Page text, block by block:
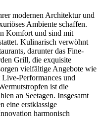
modernen Architektur und
Ambiente schaffen.
Komfort und sind mit
Kulinarisch verwöhnt
darunter das Fine-
Grill, die exquisite
vielfältige Angebote wie
Performances und
ist die
an Seetagen. Insgesamt
eine erstklassige
harmonisch